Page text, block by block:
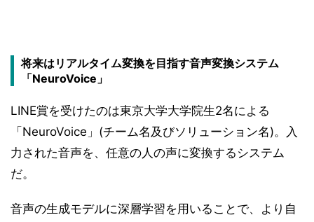
将来はリアルタイム変換を目指す音声変換システム
「NeuroVoice」
LINE賞を受けたのは東京大学大学院生2名による
「NeuroVoice」(チーム名及びソリューション名)。入
力された音声を、任意の人の声に変換するシステム
だ。
音声の生成モデルに深層学習を用いることで、より自